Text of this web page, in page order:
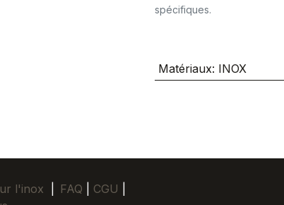
spécifiques.
Matériaux: INOX
l'inox FAQ CGU